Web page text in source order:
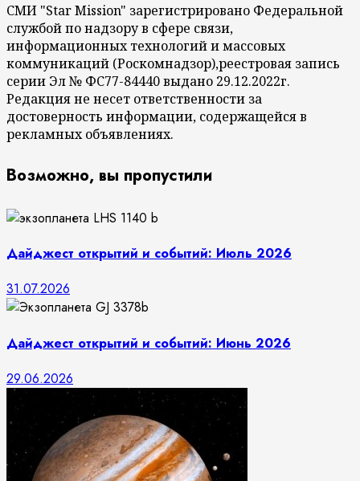
СМИ "Star Mission" зарегистрировано Федеральной
службой по надзору в сфере связи,
информационных технологий и массовых
коммуникаций (Роскомнадзор),реестровая запись
серии Эл № ФС77-84440 выдано 29.12.2022г.
Редакция не несет ответственности за
достоверность информации, содержащейся в
рекламных объявлениях.
Возможно, вы пропустили
Дайджест открытий и событий: Июль 2026
31.07.2026
Дайджест открытий и событий: Июнь 2026
29.06.2026